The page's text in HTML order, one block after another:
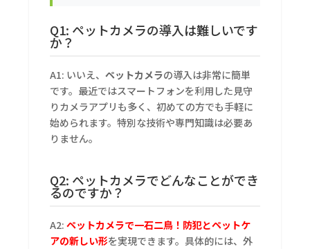
Q1: ペットカメラの導入は難しいです
か？
A1: いいえ、ペットカメラの導入は非常に簡単
です。最近ではスマートフォンを利用した見守
りカメラアプリも多く、初めての方でも手軽に
始められます。特別な技術や専門知識は必要あ
りません。
Q2: ペットカメラでどんなことができ
るのですか？
A2:ペットカメラで一石二鳥！防犯とペットケ
アの新しい形を実現できます。具体的には、外